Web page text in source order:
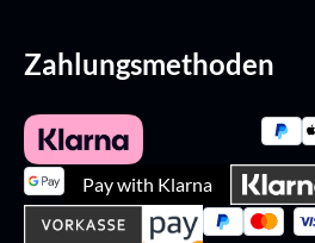
Zahlungsmethoden
Pay with Klarna